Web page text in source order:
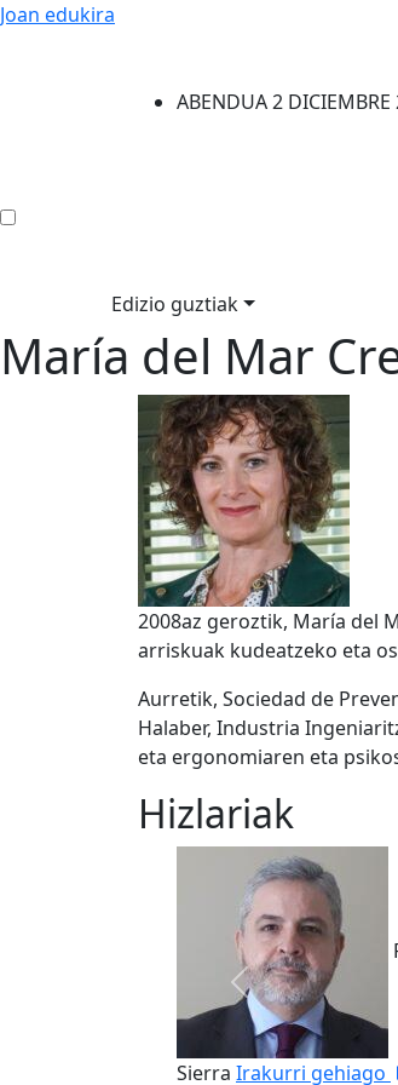
Joan edukira
ABENDUA 2 DICIEMBRE
Edizio guztiak
María del Mar
2008az geroztik, María del
arriskuak kudeatzeko eta
Aurretik, Sociedad de
Halaber, Industria
eta ergonomiaren eta
Hizlariak
Previous
Sierra Irakurri gehiago